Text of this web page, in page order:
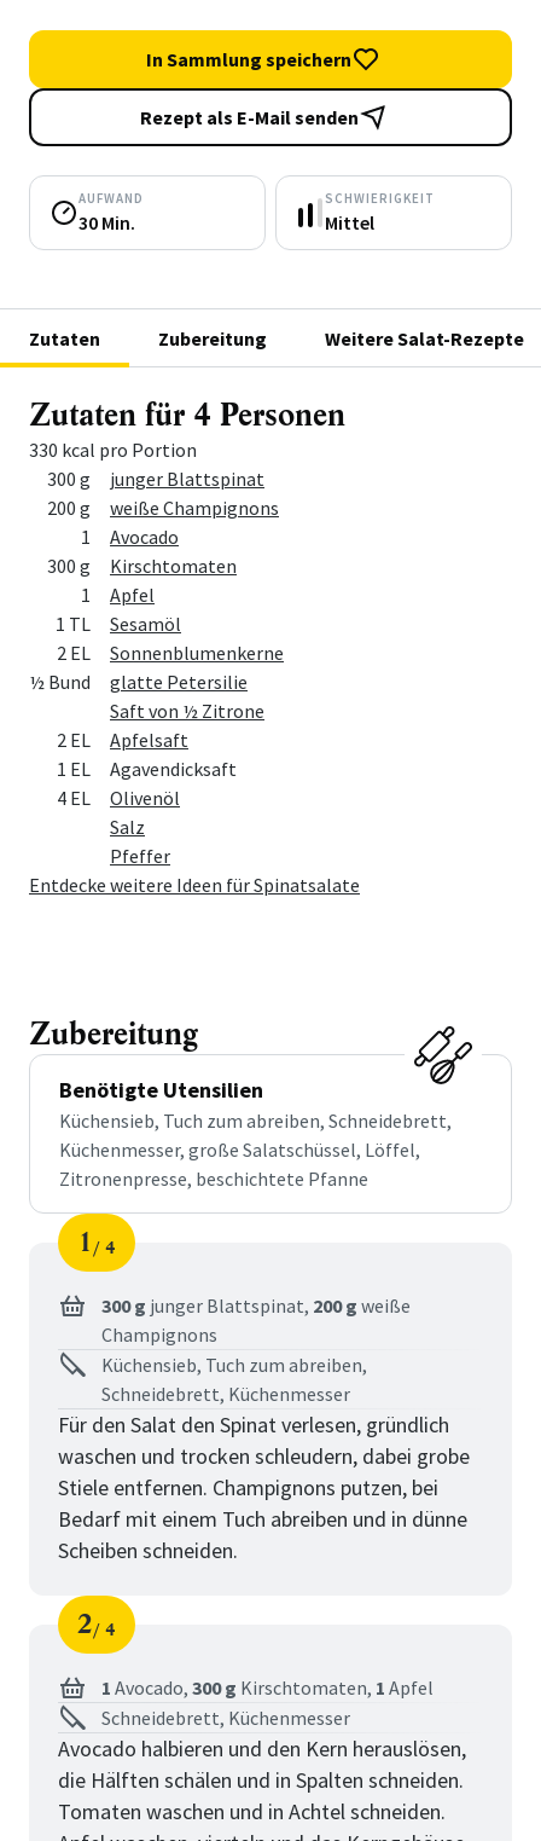
In Sammlung speichern
Rezept als E-Mail senden
AUFWAND
30 Min.
SCHWIERIGKEIT
Mittel
Zutaten Zubereitung Weitere Salat-Rezepte
Zutaten für 4 Personen
330 kcal pro Portion
MengeZutat
300 g
junger Blattspinat
200 g
weiße Champignons
1
Avocado
300 g
Kirschtomaten
1
Apfel
1 TL
Sesamöl
2 EL
Sonnenblumenkerne
½ Bund
glatte Petersilie
Saft von ½ Zitrone
2 EL
Apfelsaft
1 EL
Agavendicksaft
4 EL
Olivenöl
Salz
Pfeffer
Entdecke weitere Ideen für Spinatsalate
Zubereitung
Benötigte Utensilien
Küchensieb, Tuch zum abreiben, Schneidebrett,
Küchenmesser, große Salatschüssel, Löffel,
Zitronenpresse, beschichtete Pfanne
Schritt
1
von
4
300 g junger Blattspinat, 200 g weiße
Champignons
Küchensieb, Tuch zum abreiben,
Schneidebrett, Küchenmesser
Für den Salat den Spinat verlesen, gründlich
waschen und trocken schleudern, dabei grobe
Stiele entfernen. Champignons putzen, bei
Bedarf mit einem Tuch abreiben und in dünne
Scheiben schneiden.
Schritt
2
von
4
1 Avocado, 300 g Kirschtomaten, 1 Apfel
Schneidebrett, Küchenmesser
Avocado halbieren und den Kern herauslösen,
die Hälften schälen und in Spalten schneiden.
Tomaten waschen und in Achtel schneiden.